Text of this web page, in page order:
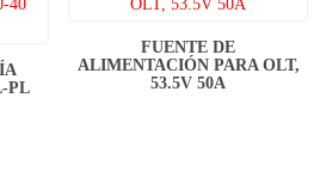
PL
FUENTE DE
ALIMENTACIÓN PARA OLT,
53.5V 50A